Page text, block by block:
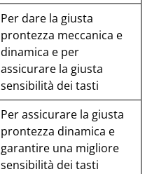
Per dare la giusta
prontezza meccanica e
dinamica e per
assicurare la giusta
sensibilità dei tasti
Per assicurare la giusta
prontezza dinamica e
garantire una migliore
sensibilità dei tasti